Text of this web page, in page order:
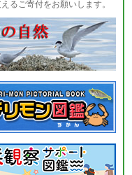
るご寄付をお願いします。